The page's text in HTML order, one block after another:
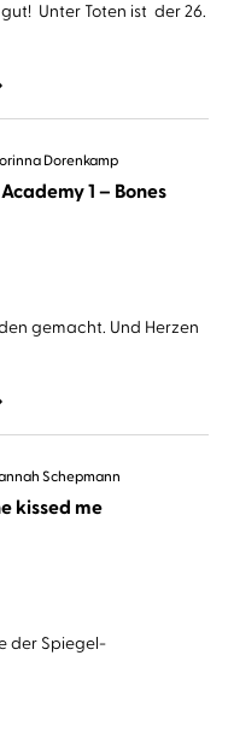
Unter Toten ist der 26.
Dorenkamp
1 – Bones
gemacht. Und Herzen
Schepmann
kissed me
der Spiegel-